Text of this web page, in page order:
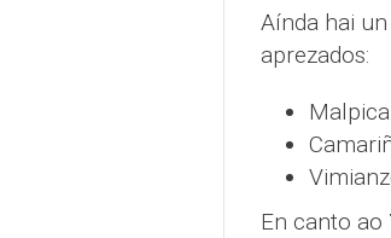
Aínda hai
aprezados:
En canto ao